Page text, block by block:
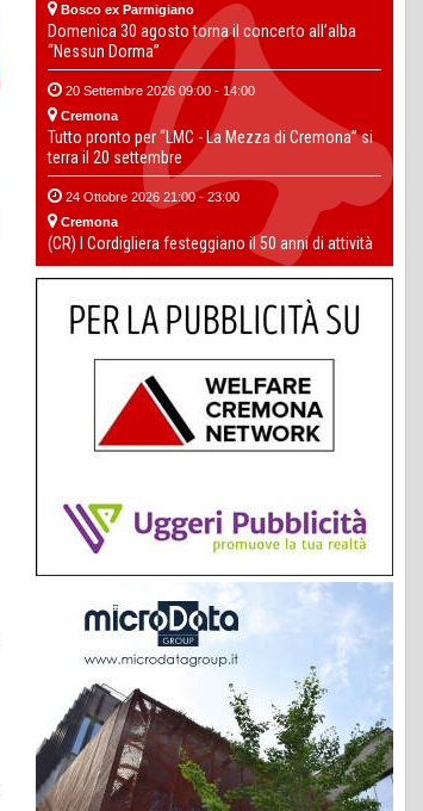
Bosco ex Parmigiano
Domenica 30 agosto torna il concerto all’alba
“Nessun Dorma”
20 Settembre 2026 09:00 - 14:00
Cremona
Tutto pronto per “LMC - La Mezza di Cremona” si
terra il 20 settembre
24 Ottobre 2026 21:00 - 23:00
Cremona
(CR) I Cordigliera festeggiano il 50 anni di attività